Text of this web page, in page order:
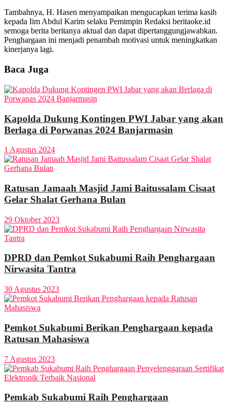
Tambahnya, H. Hasen menyampaikan mengucapkan terima kasih
kepada Iim Abdul Karim selaku Pemimpin Redaksi beritaoke.id
semoga berita beritanya aktual dan dapat dipertanggungjawabkan.
Penghargaan ini menjadi penambah motivasi untuk meningkatkan
kinerjanya lagi.
Baca Juga
Kapolda Dukung Kontingen PWI Jabar yang akan
Berlaga di Porwanas 2024 Banjarmasin
1 Agustus 2024
Ratusan Jamaah Masjid Jami Baitussalam Cisaat
Gelar Shalat Gerhana Bulan
29 Oktober 2023
DPRD dan Pemkot Sukabumi Raih Penghargaan
Nirwasita Tantra
30 Agustus 2023
Pemkot Sukabumi Berikan Penghargaan kepada
Ratusan Mahasiswa
7 Agustus 2023
Pemkab Sukabumi Raih Penghargaan